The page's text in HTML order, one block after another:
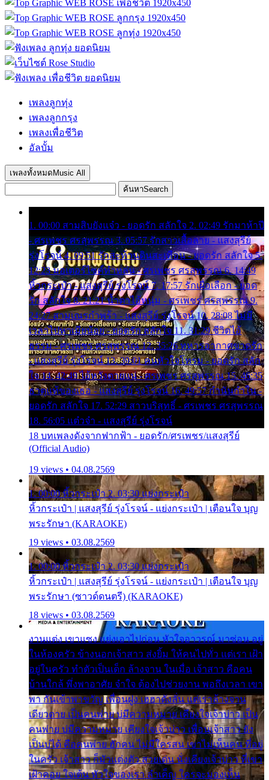
เพลงลูกทุ่ง
เพลงลูกกรุง
เพลงเพื่อชีวิต
อัลบั้ม
เพลงทั้งหมด Music All
ค้นหาSearch
1. 00:00 สามสิบยังแจ๋ว - ยอดรัก สลักใจ 2. 02:49 รักมาห้าปี
- ศรเพชร ศรสุพรรณ 3. 05:57 รักสาวเสื้อลาย - แสงสุรีย์
รุ่งโรจน์ 4. 09:51 รักสะท้านดินสะเทือน - ยอดรัก สลักใจ 5.
12:23 มอเตอร์ไซค์ทำหล่น - ศรเพชร ศรสุพรรณ 6. 14:49
หิ้วกระเป๋า - แสงสุรีย์ รุ่งโรจน์ 7. 17:57 รักเผื่อเลือก - ยอด
รัก สลักใจ 8. 21:21 น้ำตาไอ้หนุ่ม - ศรเพชร ศรสุพรรณ 9.
24:27 สามเณรกำพร้า - แสงสุรีย์ รุ่งโรจน์ 10. 28:08 ไม่มี
เวลาไปหาเมียน้อย - ยอดรัก สลักใจ 11. 31:29 ชีวิตไอ้
ธรรม - ศรเพชร ศรสุพรรณ 12. 35:26 ทหารอากาศขาดรัก
- แสงสุรีย์ รุ่งโรจน์ 13. 39:01 คนหัวใจโทรม - ยอดรัก สลัก
ใจ 14. 42:49 ไอ้หวังตายแน่ - ศรเพชร ศรสุพรรณ 15. 46:35
ธาตุแท้ของเธอ - แสงสุรีย์ รุ่งโรจน์ 16. 49:57 กำนันกำใน -
ยอดรัก สลักใจ 17. 52:29 สาวบริสุทธิ์ - ศรเพชร ศรสุพรรณ
18. 56:05 แต๋วจ๋า - แสงสุรีย์ รุ่งโรจน์
18 บทเพลงดังจากฟากฟ้า - ยอดรัก/ศรเพชร/แสงสุรีย์
(Official Audio)
19 views • 04.08.2569
1. 00:00 หิ้วกระเป๋า 2. 03:30 แย่งกระเป๋า
หิ้วกระเป๋า | แสงสุรีย์ รุ่งโรจน์ - แย่งกระเป๋า | เตือนใจ บุญ
พระรักษา (KARAOKE)
19 views • 03.08.2569
1. 00:00 หิ้วกระเป๋า 2. 03:30 แย่งกระเป๋า
หิ้วกระเป๋า | แสงสุรีย์ รุ่งโรจน์ - แย่งกระเป๋า | เตือนใจ บุญ
พระรักษา (ซาวด์ดนตรี) (KARAOKE)
18 views • 03.08.2569
งานแต่ง เขาแซง แย่งเอาไปก่อน หัวใจอาวรณ์ มาซ่อน อยู่
ในห้องครัว ข้างนอกเจ้าสาว ส่งยิ้ม ให้คนไปทั่ว แต่เรา เฝ้า
อยู่ในครัว ทำตัวเป็นเด็ก ล้างจาน ในเมื่อ เจ้าสาว คือคน
บ้านใกล้ พึ่งพาอาศัย จำใจ ต้องไปช่วยงาน พอถึงเวลา เขา
พา กันเข้าพาขวัญ เพื่อนฝูง เฮฮาดังลั่น แต่เราล้างจาน
เดียวดาย เป็นคนพ่าย บ่มีความหมาย เคียงใจเจ้าบ่าว เป็น
คนพ่าย บ่มีความหมาย เคียงใจเจ้าบ่าว เพื่อนเจ้าสาว ยัง
เป็นบ่ได้ คือคนพ่าย ฮักคน ไม่มีใครสน เขาไม่เห็นคน ที่อยู่
ในครัว เจ้าสาว ก็มัวแต่งตัว สวยเด่น นั่งเคียงเจ้าบ่าว ที่เขา
เฝ้าคอย ใจเต้น หัวใจของเรา ลำเค็ญ ใครจะมองเห็น